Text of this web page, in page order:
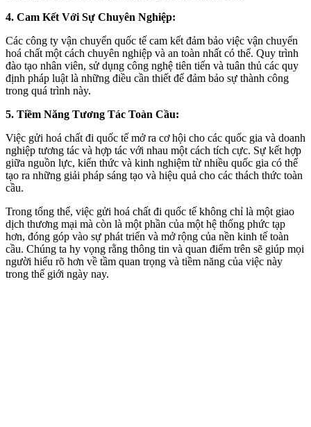
4. Cam Kết Với Sự Chuyên Nghiệp:
Các công ty vận chuyển quốc tế cam kết đảm bảo việc vận chuyển
hoá chất một cách chuyên nghiệp và an toàn nhất có thể. Quy trình
đào tạo nhân viên, sử dụng công nghệ tiên tiến và tuân thủ các quy
định pháp luật là những điều cần thiết để đảm bảo sự thành công
trong quá trình này.
5. Tiềm Năng Tương Tác Toàn Cầu:
Việc gửi hoá chất đi quốc tế mở ra cơ hội cho các quốc gia và doanh
nghiệp tương tác và hợp tác với nhau một cách tích cực. Sự kết hợp
giữa nguồn lực, kiến thức và kinh nghiệm từ nhiều quốc gia có thể
tạo ra những giải pháp sáng tạo và hiệu quả cho các thách thức toàn
cầu.
Trong tổng thể, việc gửi hoá chất đi quốc tế không chỉ là một giao
dịch thương mại mà còn là một phần của một hệ thống phức tạp
hơn, đóng góp vào sự phát triển và mở rộng của nền kinh tế toàn
cầu. Chúng ta hy vọng rằng thông tin và quan điểm trên sẽ giúp mọi
người hiểu rõ hơn về tầm quan trọng và tiềm năng của việc này
trong thế giới ngày nay.